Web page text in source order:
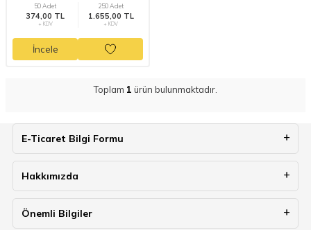
50 Adet
374,00 TL
+ KDV
250 Adet
1.655,00 TL
+ KDV
İncele
Toplam 1 ürün bulunmaktadır.
E-Ticaret Bilgi Formu
Hakkımızda
Önemli Bilgiler